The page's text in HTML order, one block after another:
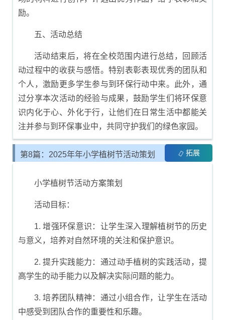
励。
五、活动总结
活动结束后，将在全校范围内进行总结，回顾活
动过程中的收获与感悟。特别表彰表现优秀的团队和
个人，激励更多学生参与到环保行动中来。此外，通
过分享本次活动的经验与成果，鼓励学生们将环保意
识内化于心、外化于行，让他们在日常生活中都能关
注并参与到环保事业中，共同守护我们的绿色家园。
第8篇：2025年年小学植树节活动策划 拓展
小学植树节活动方案策划
活动目标：
1. 增强环保意识：让学生深入理解植树节的历史
与意义，培养对自然环境的关注和保护意识。
2. 提升实践能力：通过动手植树的实践活动，提
高学生的动手能力以及解决实际问题的能力。
3. 培养团队精神：通过小组合作，让学生在活动
中感受到团队合作的重要性和乐趣。